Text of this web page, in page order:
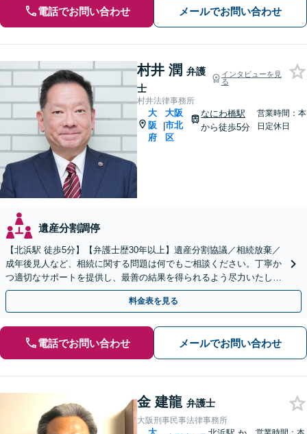
電話でお問い合わせ メールでお問い合わせ
村井 潤 弁護
士
インタビューを見
る
村井法律事務所
大
阪
府
|
大阪
市北
区
なにわ橋駅
から徒歩5分
営業時間：本
日定休日
遺産分割調停
【北浜駅 徒歩5分】【弁護士歴30年以上】遺産分割協議／相続放棄／
成年後見人など、相続に関する問題は何でもご相談ください。丁寧か
つ適切なサポートを提供し、最善の結果を得られるよう尽力いたしま
す。【休日・夜間面談可】【Web面談可】
料金表を見る
電話でお問い合わせ メールでお問い合わせ
金 建龍 弁護士
大阪刑事民事法律事務所